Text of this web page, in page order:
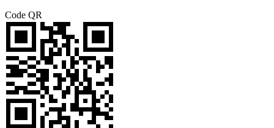
Code QR